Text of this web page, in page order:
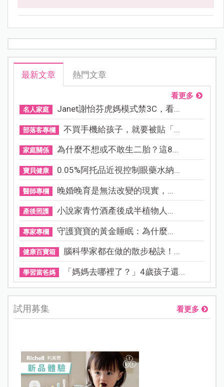
最新文章 熱門文章
看更多
名人家庭 Janet謝怡芬虎媽模式禁3C，看...
部落客專欄 不買手機給孩子，就要被貼「...
家庭關係 為什麼不想或不敢生二胎？這8...
寶貝健康 0.05%阿托品近視控制眼藥水納...
醫師專欄 晚婚晚育是無法改變的現實，...
產後照護 小說家青竹酒產後成半植物人...
專家專欄 守護寶寶的黃金睡眠：為什麼...
健康百寶箱 腦科學家都在做的散步秘訣！...
學習當爸媽 「媽媽去哪裡了？」4歲孩子還...
試用募集 看更多